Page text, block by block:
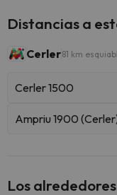
Distancias a
Cerler81 km
Cerler 1500
Ampriu 1900
Los